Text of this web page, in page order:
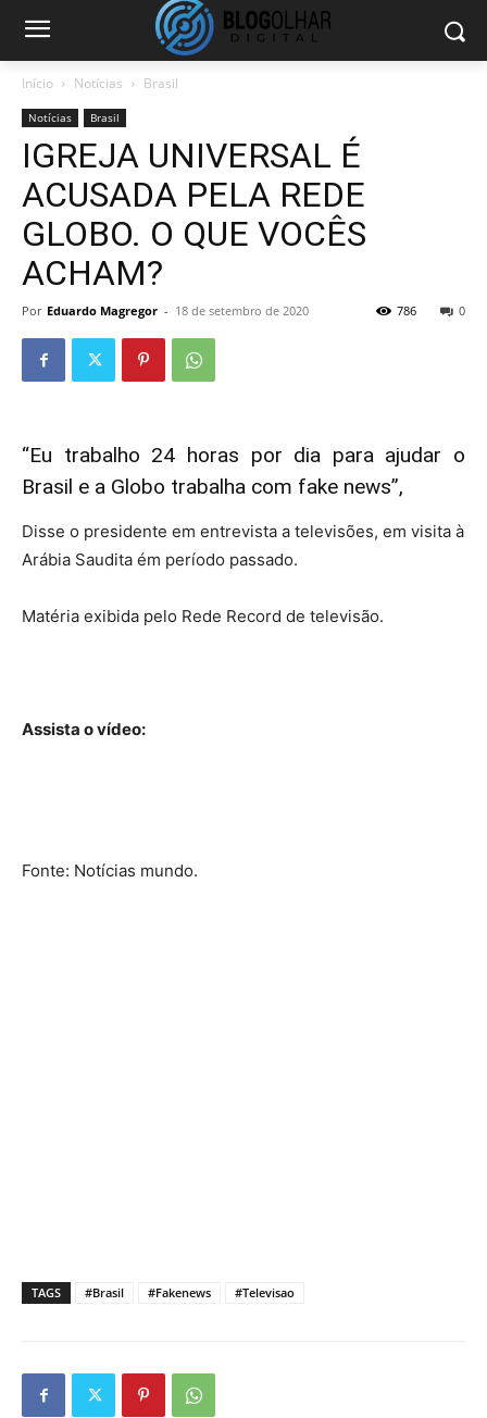
Início Notícias Brasil
Notícias Brasil
IGREJA UNIVERSAL É
ACUSADA PELA REDE
GLOBO. O QUE VOCÊS
ACHAM?
Por Eduardo Magregor - 18 de setembro de 2020 0
786
“Eu trabalho 24 horas por dia para ajudar o
Brasil e a Globo trabalha com fake news”,
Disse o presidente em entrevista a televisões, em visita à
Arábia Saudita ém período passado.
Matéria exibida pelo Rede Record de televisão.
Assista o vídeo:
Fonte: Notícias mundo.
TAGS #Brasil #Fakenews #Televisao